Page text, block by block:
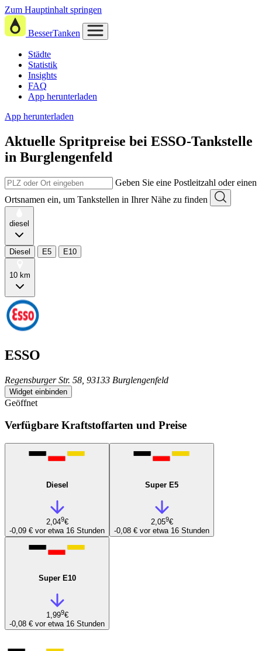
Zum Hauptinhalt springen
BesserTanken
Städte
Statistik
Insights
FAQ
App herunterladen
App herunterladen
Aktuelle Spritpreise bei ESSO-Tankstelle
in Burglengenfeld
Geben Sie eine Postleitzahl oder einen
Ortsnamen ein, um Tankstellen in Ihrer Nähe zu finden
diesel
Diesel E5 E10
10 km
ESSO
Regensburger Str. 58, 93133 Burglengenfeld
Widget einbinden
Geöffnet
Verfügbare Kraftstoffarten und Preise
Diesel
2,049€
-0,09 € vor etwa 16 Stunden
Super E5
2,059€
-0,08 € vor etwa 16 Stunden
Super E10
1,999€
-0,08 € vor etwa 16 Stunden